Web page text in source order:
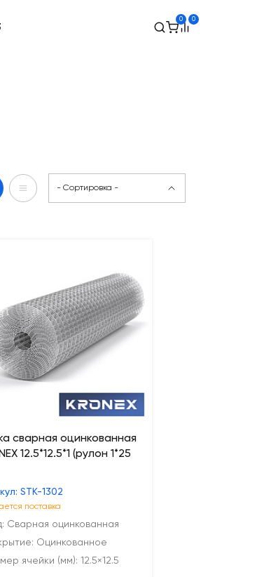
0 0
- Сортировка -
сварная оцинкованная
12.5*12.5*1 (рулон 1*25
STK-1302
поставка
Сварная оцинкованная
Оцинкованное
ячейки (мм): 12.5×12.5